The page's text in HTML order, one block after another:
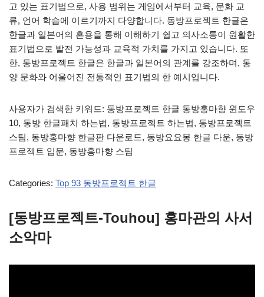
고 있는 표기법으로, 사용 범위는 게임에서부터 교육, 문화 교
류, 언어 학습에 이르기까지 다양합니다. 동방프로젝트 한글은
한글과 일본어의 혼용을 통해 이해하기 쉽고 의사소통이 원활한
표기법으로 발전 가능성과 교육적 가치를 가지고 있습니다. 또
한, 동방프로젝트 한글은 한글과 일본어의 관계를 강조하며, 동
양 문화와 어울어진 전통적인 표기법의 한 예시입니다.
사용자가 검색한 키워드: 동방프로젝트 한글 동방홍마향 윈도우
10, 동방 한글패치 하는법, 동방프로젝트 하는법, 동방프로젝트
스팀, 동방홍마향 한글판 다운로드, 동방요요몽 한글 다운, 동방
프로젝트 입문, 동방홍마향 스팀
Categories: Top 93 동방프로젝트 한글
[동방프로젝트-Touhou] 홍마관의 사서
소악마